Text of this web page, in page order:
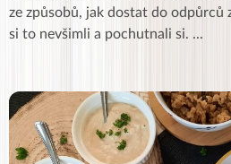
ze způsobů, jak dostat do odpůrců
si to nevšimli a pochutnali si. ...